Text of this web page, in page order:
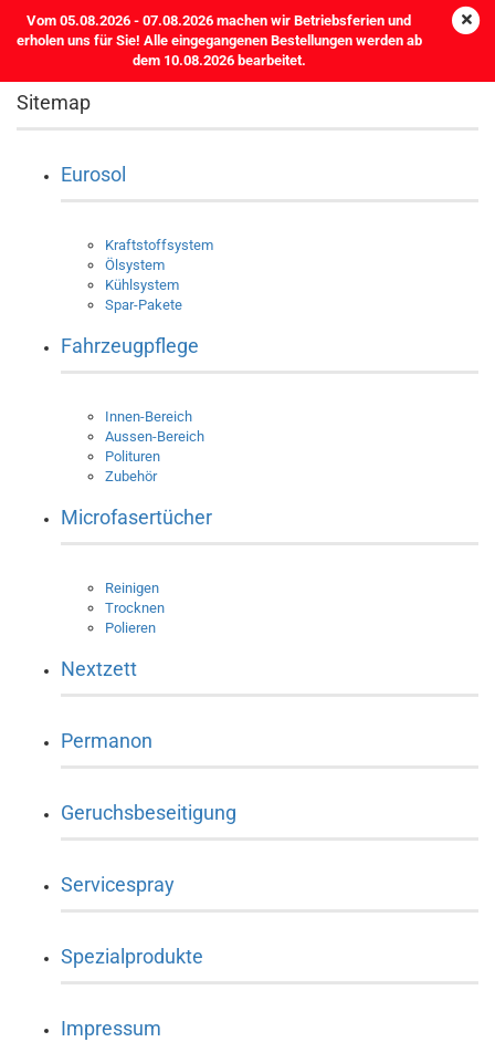
Vom 05.08.2026 - 07.08.2026 machen wir Betriebsferien und
erholen uns für Sie! Alle eingegangenen Bestellungen werden ab
dem 10.08.2026 bearbeitet.
Sitemap
Eurosol
Kraftstoffsystem
Ölsystem
Kühlsystem
Spar-Pakete
Fahrzeugpflege
Innen-Bereich
Aussen-Bereich
Polituren
Zubehör
Microfasertücher
Reinigen
Trocknen
Polieren
Nextzett
Permanon
Geruchsbeseitigung
Servicespray
Spezialprodukte
Impressum